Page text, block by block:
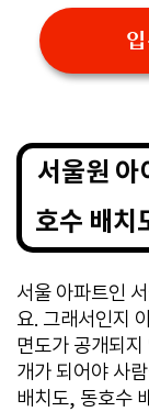
서울원 아
호수 배치
서울 아파트인
요. 그래서인지
면도가 공개되
개가 되어야 사
배치도, 동호수